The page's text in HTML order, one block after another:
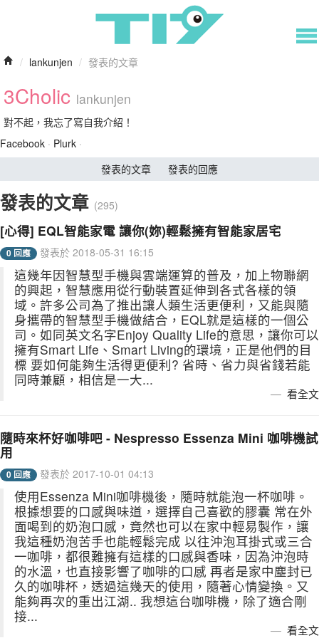
/ lankunjen / 發表的文章
3Cholic lankunjen
對不起，我忘了寫自我介紹！
Facebook · Plurk ·
發表的文章
發表的回應
發表的文章 (295)
[心得] EQL智能家電 讓你(妳)輕鬆擁有智能家居宅
0 回應 發表於 2018-05-31 16:15
這幾年因智慧型手機與雲端運算的普及，加上物聯網
的興起，智慧應用從行動裝置延伸到各式各樣的領
域。許多公司為了推出讓人類生活更便利，又能與隨
身攜帶的智慧型手機做結合，EQL就是這樣的一個公
司。如同英文名字Enjoy Quality Life的意思，讓你可以
擁有Smart Life、Smart Living的環境，正是他們的目
標 要如何能夠生活得更便利? 省時、省力與省錢若能
同時兼顧，相信是一大...
看全文
隨時來杯好咖啡吧 - Nespresso Essenza Mini 咖啡機試
用
0 回應 發表於 2017-10-01 04:13
使用Essenza Mini咖啡機後，隨時就能泡一杯咖啡。
根據想要的口感與味道，選擇自己喜歡的膠囊 常在外
面喝到的奶泡口感，竟然也可以在家中輕易製作，讓
我這種奶泡苦手也能輕鬆完成 以往沖泡耳掛式或三合
一咖啡，都很難擁有這樣的口感與香味，因為沖泡時
的水溫，也直接影響了咖啡的口感 再者是家中塵封已
久的咖啡杯，透過這幾天的使用，隨著心情變換。又
能夠再次的重出江湖.. 我想這台咖啡機，除了適合剛
接...
看全文